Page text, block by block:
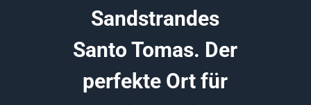
Sandstrandes
Santo Tomas. Der
perfekte Ort für